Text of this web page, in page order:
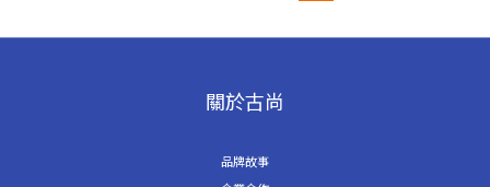
關於古尚
品牌故事